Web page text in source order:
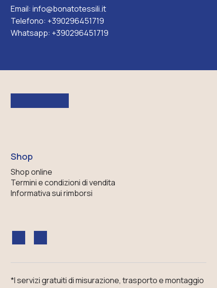
Email:info@bonatotessili.it
Telefono: +390296451719
Whatsapp: +390296451719
Shop
Shop online
Termini e condizioni di vendita
Informativa sui rimborsi
*I servizi gratuiti di misurazione, trasporto e montaggio